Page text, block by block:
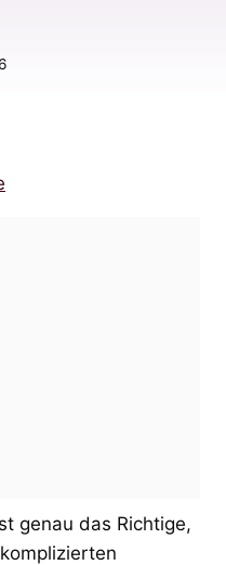
genau das Richtige,